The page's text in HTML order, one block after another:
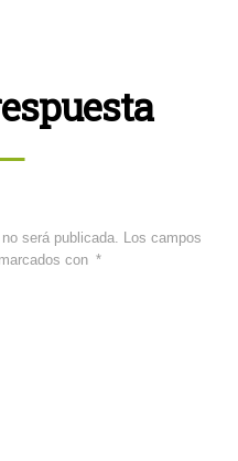
será publicada. Los campos
con *